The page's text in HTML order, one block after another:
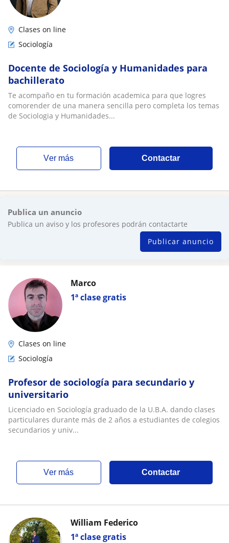
Clases on line
Sociología
Docente de Sociología y Humanidades para
bachillerato
Te acompaño en tu formación academica para que logres
comorender de una manera sencilla pero completa los temas
de Sociologia y Humanidades...
ver más Contactar
Publica un anuncio
Publica un aviso y los profesores podrán contactarte
Publicar anuncio
1ª clase gratis
Marco
Clases on line
Sociología
Profesor de sociología para secundario y
universitario
Licenciado en Sociología graduado de la U.B.A. dando clases
particulares durante más de 2 años a estudiantes de colegios
secundarios y univ...
ver más Contactar
1ª clase gratis
William Federico